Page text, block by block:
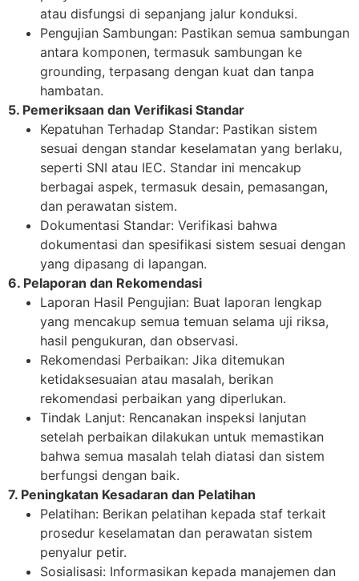
atau disfungsi di sepanjang jalur konduksi.
Pengujian Sambungan: Pastikan semua sambungan
antara komponen, termasuk sambungan ke
grounding, terpasang dengan kuat dan tanpa
hambatan.
5. Pemeriksaan dan Verifikasi Standar
Kepatuhan Terhadap Standar: Pastikan sistem
sesuai dengan standar keselamatan yang berlaku,
seperti SNI atau IEC. Standar ini mencakup
berbagai aspek, termasuk desain, pemasangan,
dan perawatan sistem.
Dokumentasi Standar: Verifikasi bahwa
dokumentasi dan spesifikasi sistem sesuai dengan
yang dipasang di lapangan.
6. Pelaporan dan Rekomendasi
Laporan Hasil Pengujian: Buat laporan lengkap
yang mencakup semua temuan selama uji riksa,
hasil pengukuran, dan observasi.
Rekomendasi Perbaikan: Jika ditemukan
ketidaksesuaian atau masalah, berikan
rekomendasi perbaikan yang diperlukan.
Tindak Lanjut: Rencanakan inspeksi lanjutan
setelah perbaikan dilakukan untuk memastikan
bahwa semua masalah telah diatasi dan sistem
berfungsi dengan baik.
7. Peningkatan Kesadaran dan Pelatihan
Pelatihan: Berikan pelatihan kepada staf terkait
prosedur keselamatan dan perawatan sistem
penyalur petir.
Sosialisasi: Informasikan kepada manajemen dan